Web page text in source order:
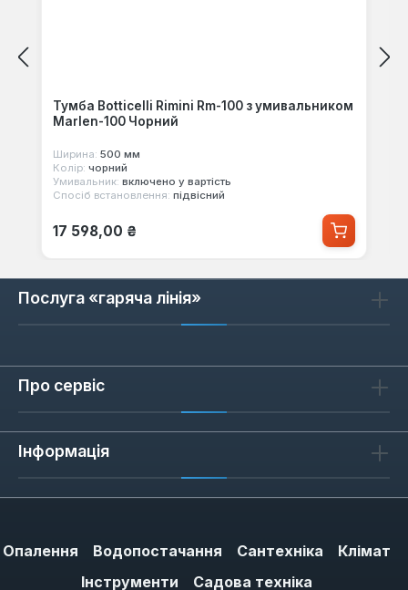
Тумба Botticelli Rimini Rm-100 з умивальником
Marlen-100 Чорний
Ширина: 500 мм
Колір: чорний
Умивальник: включено у вартість
Спосіб встановлення: підвісний
Звичайна ціна:
17 598,00 ₴
Послуга «гаряча лінія»
Про сервіс
Інформація
Опалення Водопостачання Сантехніка
Клімат
Інструменти
Садова техніка